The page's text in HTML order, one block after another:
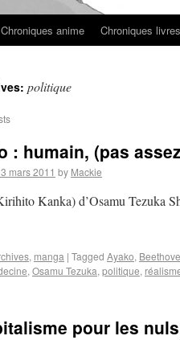
Chroniques anime Chroniques
politique
: humain, (pas
mars 2011 by Mackie
Kanka) d’Osamu Tezuka
, manga | Tagged Ayako,
, Osamu Tezuka, politique,
pour les